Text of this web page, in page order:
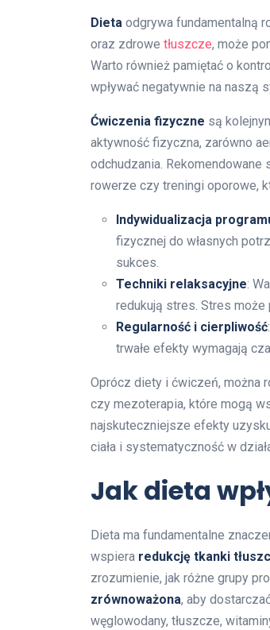
Dieta odgrywa fundamentalną
oraz zdrowe tłuszcze, może
Warto również pamiętać o
wpływać negatywnie na naszą
Ćwiczenia fizyczne są
aktywność fizyczna, zarówno
odchudzania. Rekomendowane
rowerze czy treningi oporowe,
Indywidualizacja
fizycznej do własnych
sukces.
Techniki relaksacyjne:
redukują stres. Stres
Regularność i cierpliwość
trwałe efekty wymagają
Oprócz diety i ćwiczeń, można
czy mezoterapia, które mogą
najskuteczniejsze efekty
ciała i systematyczność w
Jak dieta
Dieta ma fundamentalne
wspiera redukcję tkanki
zrozumienie, jak różne grupy
zrównoważona, aby
węglowodany, tłuszcze,